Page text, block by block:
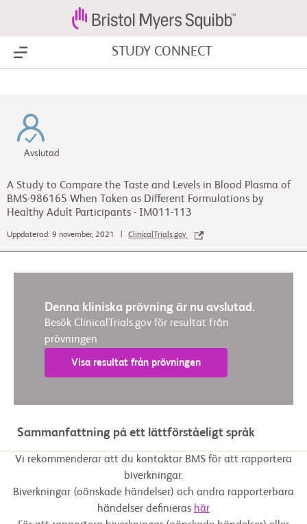
Show Menu STUDY CONNECT
Avslutad
A Study to Compare the Taste and Levels in Blood Plasma of
BMS-986165 When Taken as Different Formulations by
Healthy Adult Participants - IM011-113
Uppdaterad: 9 november, 2021 | ClinicalTrials.gov
Denna kliniska prövning är nu avslutad.
Besök ClinicalTrials.gov för resultat från
prövningen
Visa resultat från prövningen
Sammanfattning på ett lättförståeligt språk
Vi rekommenderar att du kontaktar BMS för att rapportera
biverkningar.
Biverkningar (oönskade händelser) och andra rapporterbara
händelser definieras här